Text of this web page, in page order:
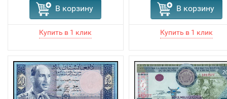
В корзину В корзину